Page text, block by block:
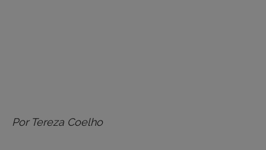
Por Tereza Coelho